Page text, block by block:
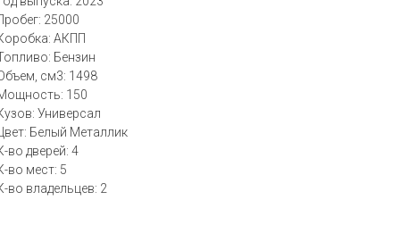
25000
АКПП
Бензин
см3: 1498
150
Универсал
Белый Металлик
во дверей: 4
во мест: 5
во владельцев: 2